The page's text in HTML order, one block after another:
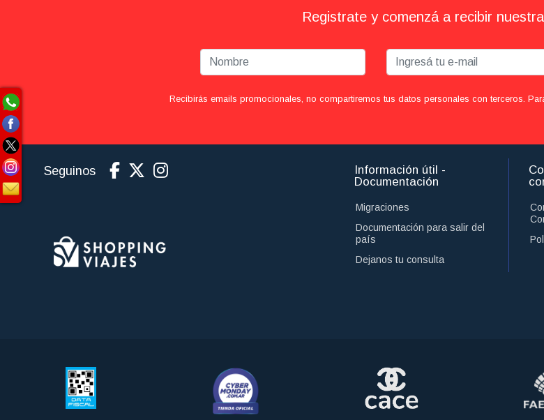
Registrate y comenzá a recibir
Recibirás emails promocionales, no compartiremos tus datos personales con terceros.
Seguinos
Información útil -
Documentación
Migraciones
Documentación para salir del
país
Dejanos tu consulta